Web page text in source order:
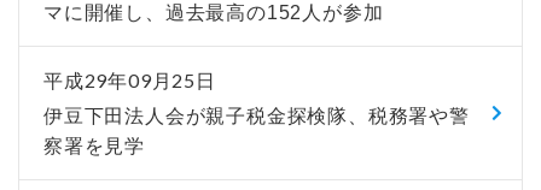
マに開催し、過去最高の152人が参加
平成29年09月25日
伊豆下田法人会が親子税金探検隊、税務署や警
察署を見学